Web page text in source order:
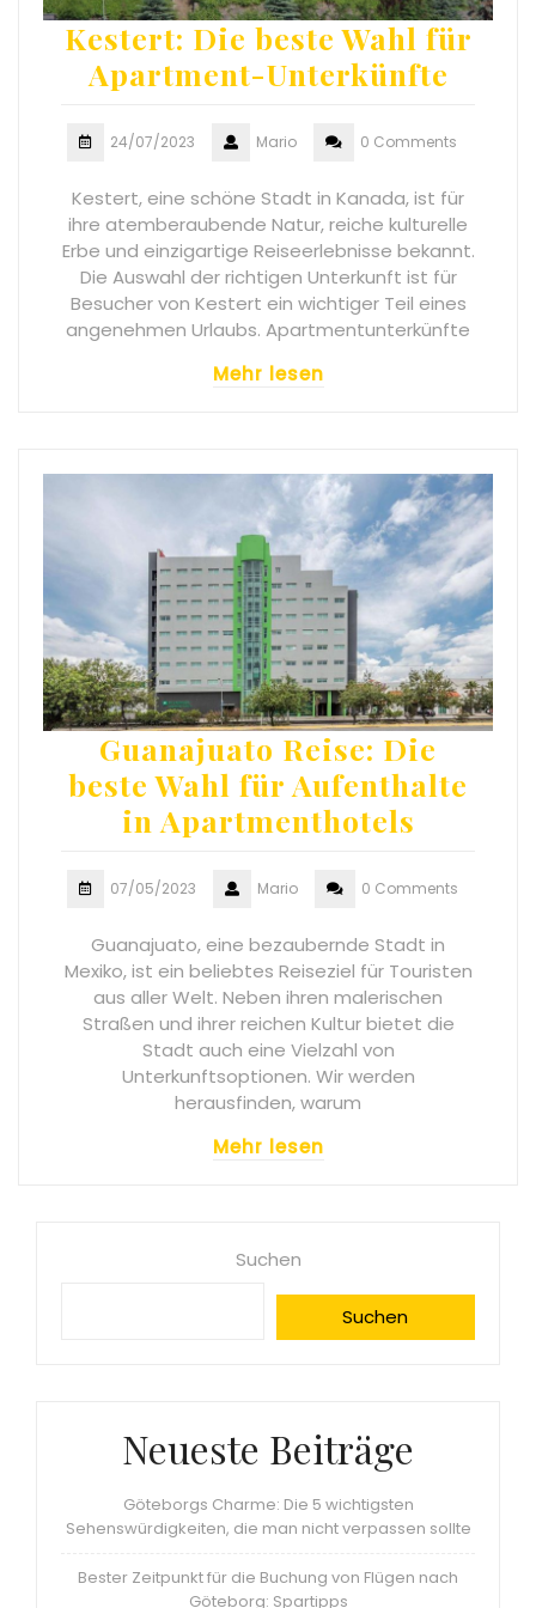
Kestert: Die beste Wahl für
Apartment-Unterkünfte
24/07/2023 Mario 0 Comments
Kestert, eine schöne Stadt in Kanada, ist für
ihre atemberaubende Natur, reiche kulturelle
Erbe und einzigartige Reiseerlebnisse bekannt.
Die Auswahl der richtigen Unterkunft ist für
Besucher von Kestert ein wichtiger Teil eines
angenehmen Urlaubs. Apartmentunterkünfte
Mehr lesen
Guanajuato Reise: Die
beste Wahl für Aufenthalte
in Apartmenthotels
07/05/2023 Mario 0 Comments
Guanajuato, eine bezaubernde Stadt in
Mexiko, ist ein beliebtes Reiseziel für Touristen
aus aller Welt. Neben ihren malerischen
Straßen und ihrer reichen Kultur bietet die
Stadt auch eine Vielzahl von
Unterkunftsoptionen. Wir werden
herausfinden, warum
Mehr lesen
Suchen
Suchen
Neueste Beiträge
Göteborgs Charme: Die 5 wichtigsten
Sehenswürdigkeiten, die man nicht verpassen sollte
Bester Zeitpunkt für die Buchung von Flügen nach
Göteborg: Spartipps